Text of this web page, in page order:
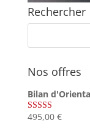
Rechercher
Nos offres
Bilan
Note4.75
495,00 €